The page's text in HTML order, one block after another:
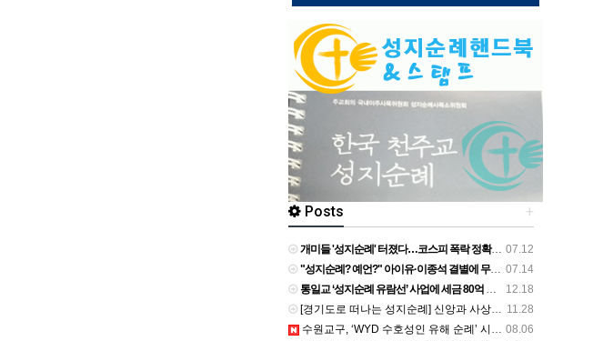
+
Posts
07.12
개미들 '성지순례' 터졌다…코스피 폭락 정확히 맞힌 보고서, 이번엔 "지금 사야" - 네이트
07.14
"성지순례? 예언?" 아이유·이종석 결별에 무속인 점사까지..과도한 추측 '눈살' [Oh!쎈 초점] - v.daum.net
12.18
통일교 ‘성지순례 유람선’ 사업에 세금 80억 투입 확인 - 뉴스타파
11.28
[경기도로 떠나는 성지순례] 신앙과 사상 겹쳐 쌓은 궤적 역동하는 도시를 이루다 - v.daum.net
08.06
수원교구, ‘WYD 수호성인 유해 순례’ 시작 - catholictimes.org